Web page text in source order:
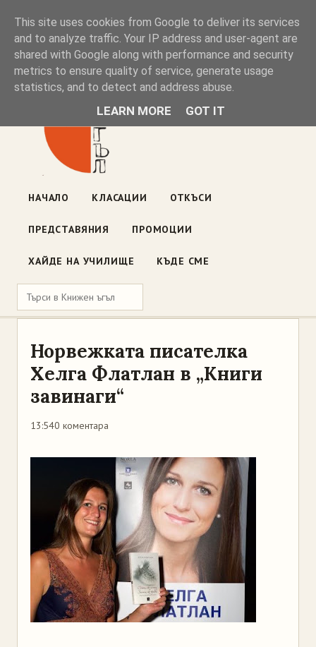
Книжен ъгъл
Блог на книжарницата — класации, откъси, нови книги
ул. „Оборище" 117, София· пон–пет 10:00–19:00 ·
НАЧАЛО КЛАСАЦИИ ОТКЪСИ
ПРЕДСТАВЯНИЯ ПРОМОЦИИ
ХАЙДЕ НА УЧИЛИЩЕ КЪДЕ СМЕ
Норвежката писателка
Хелга Флатлан в „Книги
завинаги“
13:540 коментара
This site uses cookies from Google to deliver its services
and to analyze traffic. Your IP address and user-agent are
shared with Google along with performance and security
metrics to ensure quality of service, generate usage
statistics, and to detect and address abuse.
LEARN MORE GOT IT